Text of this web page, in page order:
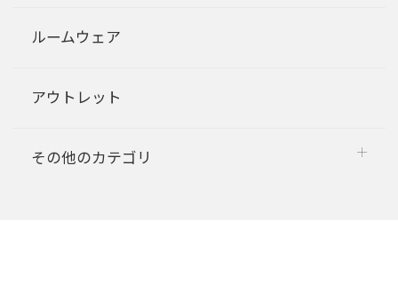
ルームウェア
アウトレット
その他のカテゴリ